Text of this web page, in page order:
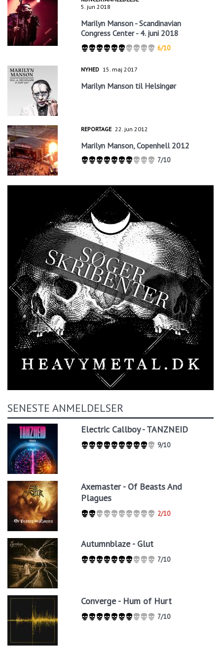
5. jun 2018
Marilyn Manson - Scandinavian
Congress Center - 4. juni 2018
6/10
NYHED 15. maj 2017
Marilyn Manson til Helsingør
REPORTAGE 22. jun 2012
Marilyn Manson, Copenhell 2012
7/10
SENESTE ANMELDELSER
Electric Callboy - TANZNEID
9/10
Axemaster - Of Beasts And
Plagues
2/10
Autumnblaze - Glut
7/10
Converge - Hum of Hurt
7/10